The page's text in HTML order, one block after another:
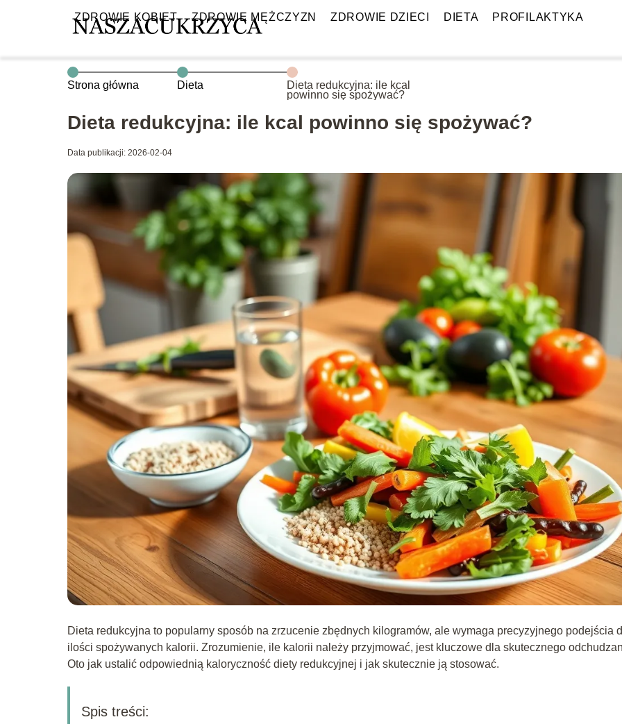
ZDROWIE KOBIET ZDROWIE MĘŻCZYZN ZDROWIE DZIECI DIETA PROFILAKTYKA
Strona główna Dieta
Dieta redukcyjna: ile kcal
powinno się spożywać?
Dieta redukcyjna: ile kcal powinno się spożywać?
Data publikacji: 2026-02-04
Dieta redukcyjna to popularny sposób na zrzucenie zbędnych kilogramów, ale wymaga precyzyjnego podejścia
ilości spożywanych kalorii. Zrozumienie, ile kalorii należy przyjmować, jest kluczowe dla skutecznego
Oto jak ustalić odpowiednią kaloryczność diety redukcyjnej i jak skutecznie ją stosować.
Spis treści: